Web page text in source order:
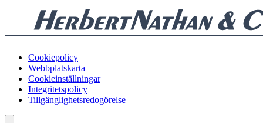
Cookiepolicy
Webbplatskarta
Cookieinställningar
Integritetspolicy
Tillgänglighetsredogörelse